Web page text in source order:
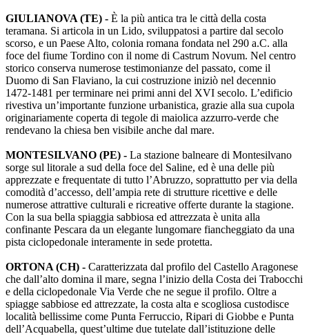
GIULIANOVA (TE) - È la più antica tra le città della costa
teramana. Si articola in un Lido, sviluppatosi a partire dal secolo
scorso, e un Paese Alto, colonia romana fondata nel 290 a.C. alla
foce del fiume Tordino con il nome di Castrum Novum. Nel centro
storico conserva numerose testimonianze del passato, come il
Duomo di San Flaviano, la cui costruzione iniziò nel decennio
1472-1481 per terminare nei primi anni del XVI secolo. L’edificio
rivestiva un’importante funzione urbanistica, grazie alla sua cupola
originariamente coperta di tegole di maiolica azzurro-verde che
rendevano la chiesa ben visibile anche dal mare.
MONTESILVANO (PE) - La stazione balneare di Montesilvano
sorge sul litorale a sud della foce del Saline, ed è una delle più
apprezzate e frequentate di tutto l’Abruzzo, soprattutto per via della
comodità d’accesso, dell’ampia rete di strutture ricettive e delle
numerose attrattive culturali e ricreative offerte durante la stagione.
Con la sua bella spiaggia sabbiosa ed attrezzata è unita alla
confinante Pescara da un elegante lungomare fiancheggiato da una
pista ciclopedonale interamente in sede protetta.
ORTONA (CH) - Caratterizzata dal profilo del Castello Aragonese
che dall’alto domina il mare, segna l’inizio della Costa dei Trabocchi
e della ciclopedonale Via Verde che ne segue il profilo. Oltre a
spiagge sabbiose ed attrezzate, la costa alta e scogliosa custodisce
località bellissime come Punta Ferruccio, Ripari di Giobbe e Punta
dell’Acquabella, quest’ultime due tutelate dall’istituzione delle